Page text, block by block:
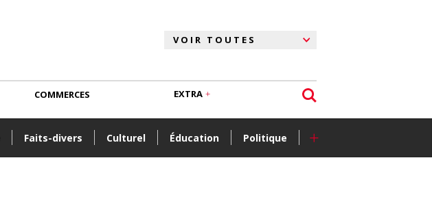
Faits-divers Culturel Éducation Politique +
COMMERCES EXTRA